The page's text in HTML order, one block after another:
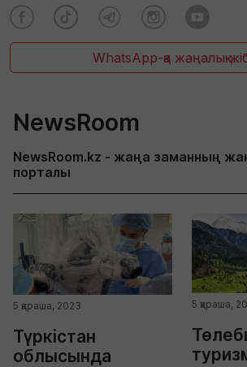
WhatsApp-қа жаңалық
NewsRoom
NewsRoom.kz - жаңа заманның
порталы
5 қараша, 2023
Түркістан
облысында
5 қараша,